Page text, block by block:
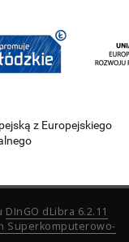
z Europejskiego
DInGO dLibra 6.2.11
Superkomputerowo-